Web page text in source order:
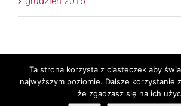
Copyright 2017 © APTM Doradcy
Reserved | RealizacjaTaxPR
Ta strona korzysta z ciasteczek aby
najwyższym poziomie. Dalsze korzystanie
że zgadzasz się na ich